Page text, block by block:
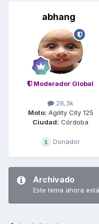
abhang
Moderador Global
28,3k
Moto: Agility City 125
Ciudad: Córdoba
Donador
Archivado
Este tema ahora